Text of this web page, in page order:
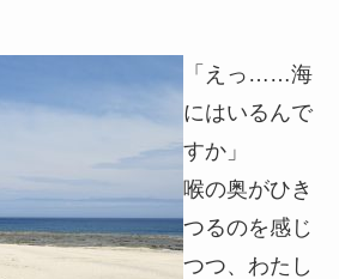
「えっ……海
にはいるんで
すか」
喉の奥がひき
つるのを感じ
つつ、わたし